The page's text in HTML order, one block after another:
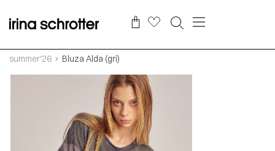
summer‘26 Bluza Alda (gri)